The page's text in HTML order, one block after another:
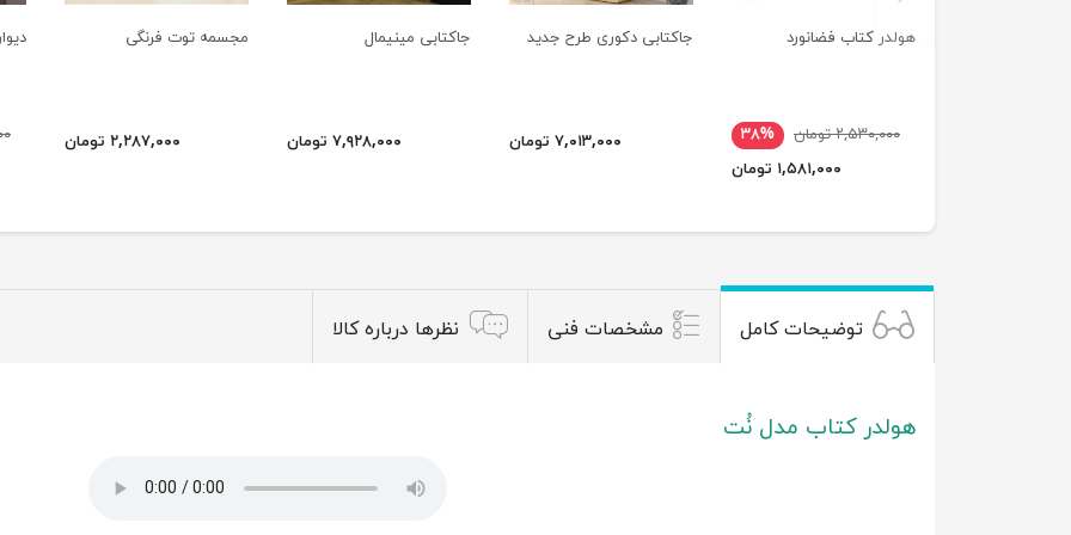
هولدر کتاب فضانورد
۲,۵۳۰,۰۰۰ تومان
۳۸%
۱,۵۸۱,۰۰۰ تومان
جاکتابی دکوری طرح جدید
۷,۰۱۳,۰۰۰ تومان
جاکتابی مینیمال
۷,۹۲۸,۰۰۰ تومان
مجسمه توت فرنگی
۲,۲۸۷,۰۰۰ تومان
توضیحات کامل مشخصات فنی نظرها درباره کالا
هولدر کتاب مدل نُت